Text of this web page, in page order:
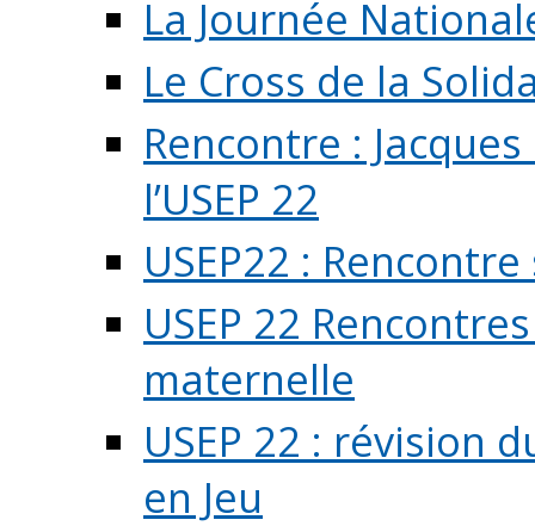
La Journée
Le Cross de la
Rencontre :
l’USEP 22
USEP22 :
USEP 22
maternelle
USEP 22 : révision
en Jeu